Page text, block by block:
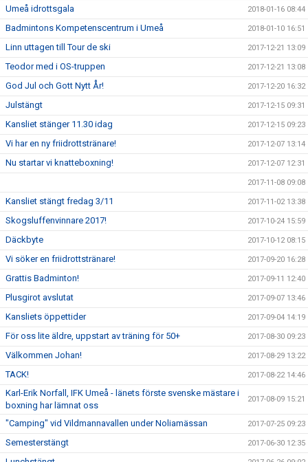
Umeå idrottsgala 2018-01-16 08:44
Badmintons Kompetenscentrum i Umeå 2018-01-10 16:51
Linn uttagen till Tour de ski 2017-12-21 13:09
Teodor med i OS-truppen 2017-12-21 13:08
God Jul och Gott Nytt År! 2017-12-20 16:32
Julstängt 2017-12-15 09:31
Kansliet stänger 11.30 idag 2017-12-15 09:23
Vi har en ny friidrottstränare! 2017-12-07 13:14
Nu startar vi knatteboxning! 2017-12-07 12:31
2017-11-08 09:08
Kansliet stängt fredag 3/11 2017-11-02 13:38
Skogsluffenvinnare 2017! 2017-10-24 15:59
Däckbyte 2017-10-12 08:15
Vi söker en friidrottstränare! 2017-09-20 16:28
Grattis Badminton! 2017-09-11 12:40
Plusgirot avslutat 2017-09-07 13:46
Kansliets öppettider 2017-09-04 14:19
För oss lite äldre, uppstart av träning för 50+ 2017-08-30 09:23
Välkommen Johan! 2017-08-29 13:22
TACK! 2017-08-22 14:46
Karl-Erik Norfall, IFK Umeå - länets förste svenske mästare i
boxning har lämnat oss
2017-08-09 15:21
"Camping" vid Vildmannavallen under Noliamässan 2017-07-25 09:23
Semesterstängt 2017-06-30 12:35